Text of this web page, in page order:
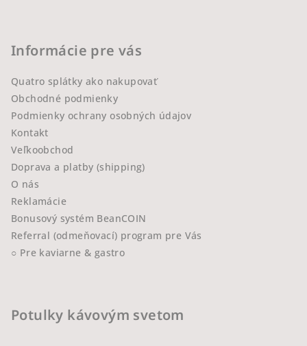
Informácie pre vás
Quatro splátky ako nakupovať
Obchodné podmienky
Podmienky ochrany osobných údajov
Kontakt
Veľkoobchod
Doprava a platby (shipping)
O nás
Reklamácie
Bonusový systém BeanCOIN
Referral (odmeňovací) program pre Vás
○ Pre kaviarne & gastro
Potulky kávovým svetom